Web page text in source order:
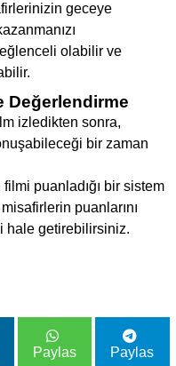
geceye
olabilir ve
Değerlendirme
izledikten sonra,
bir zaman
puanladığı bir sistem
puanlarını
hale getirebilirsiniz.
Paylas Paylas